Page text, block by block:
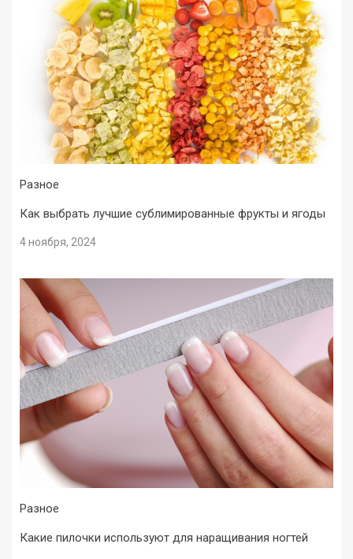
Разное
Как выбрать лучшие сублимированные фрукты и ягоды
4 ноября, 2024
Разное
Какие пилочки используют для наращивания ногтей